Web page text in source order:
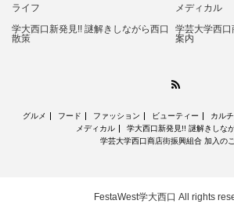
ライフ
メディカル
学大西口新発見!! 謎解きしながら西口
散策
学芸大学西
案内
グルメ フード ファッション ビューティー カル
メディカル
学大西口新発見!! 謎解きしな
学芸大学西口商店街振興組合 加入の
FestaWest学大西口 All rights